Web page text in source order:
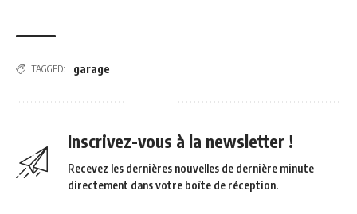
TAGGED: garage
Inscrivez-vous à la newsletter !
Recevez les dernières nouvelles de dernière minute
directement dans votre boîte de réception.